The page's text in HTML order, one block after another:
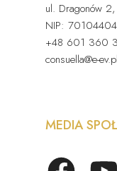
ul. Dragonów
NIP:
+48 601 360
consuella@e-ev.pl
MEDIA